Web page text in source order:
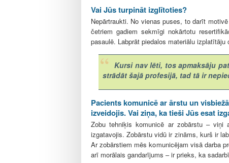
Vai Jūs turpināt izglītoties?
Nepārtraukti. No vienas puses, to darīt
četriem gadiem sekmīgi nokārtotu
pasaulē. Labprāt piedalos materiālu
Kursi nav lēti, tos apmaksāju
strādāt šajā profesijā, tad tā ir
Pacients komunicē ar ārstu un
izveidojis. Vai ziņa, ka tieši Jūs esat
Zobu tehniķis komunicē ar zobārstu – viņi
izgatavojis. Zobārstu vidū ir zināms, kurš ir
Ar zobārstiem mēs komunicējam visā darba
arī morālais gandarījums – ir prieks, ka